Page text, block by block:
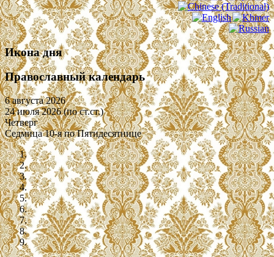
Икона дня
Православный календарь
6 августа 2026
24 июля 2026 (по ст.ст.)
Четверг
Седмица 10-я по Пятидесятнице